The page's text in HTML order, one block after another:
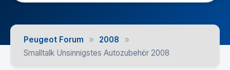
Peugeot Forum » 2008 »
Smalltalk Unsinnigstes Autozubehör 2008